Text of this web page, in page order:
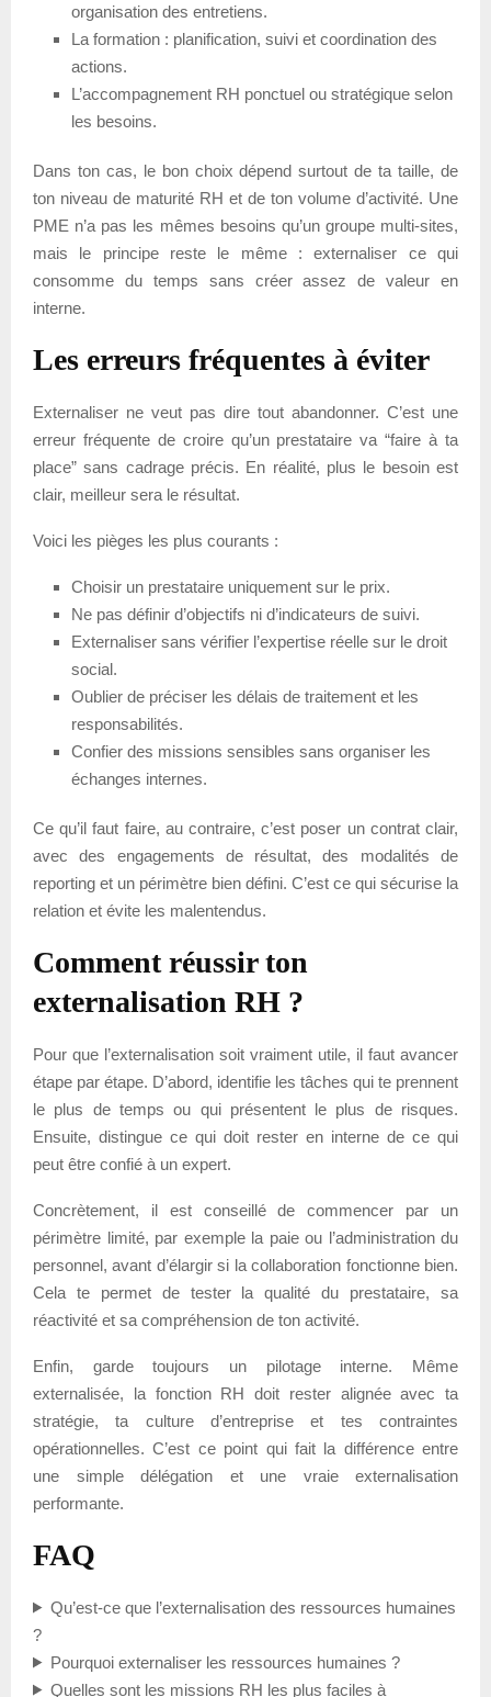
organisation des entretiens.
La formation : planification, suivi et coordination des
actions.
L’accompagnement RH ponctuel ou stratégique selon
les besoins.
Dans ton cas, le bon choix dépend surtout de ta taille, de
ton niveau de maturité RH et de ton volume d’activité. Une
PME n’a pas les mêmes besoins qu’un groupe multi-sites,
mais le principe reste le même : externaliser ce qui
consomme du temps sans créer assez de valeur en
interne.
Les erreurs fréquentes à éviter
Externaliser ne veut pas dire tout abandonner. C’est une
erreur fréquente de croire qu’un prestataire va “faire à ta
place” sans cadrage précis. En réalité, plus le besoin est
clair, meilleur sera le résultat.
Voici les pièges les plus courants :
Choisir un prestataire uniquement sur le prix.
Ne pas définir d’objectifs ni d’indicateurs de suivi.
Externaliser sans vérifier l’expertise réelle sur le droit
social.
Oublier de préciser les délais de traitement et les
responsabilités.
Confier des missions sensibles sans organiser les
échanges internes.
Ce qu’il faut faire, au contraire, c’est poser un contrat clair,
avec des engagements de résultat, des modalités de
reporting et un périmètre bien défini. C’est ce qui sécurise la
relation et évite les malentendus.
Comment réussir ton
externalisation RH ?
Pour que l’externalisation soit vraiment utile, il faut avancer
étape par étape. D’abord, identifie les tâches qui te prennent
le plus de temps ou qui présentent le plus de risques.
Ensuite, distingue ce qui doit rester en interne de ce qui
peut être confié à un expert.
Concrètement, il est conseillé de commencer par un
périmètre limité, par exemple la paie ou l’administration du
personnel, avant d’élargir si la collaboration fonctionne bien.
Cela te permet de tester la qualité du prestataire, sa
réactivité et sa compréhension de ton activité.
Enfin, garde toujours un pilotage interne. Même
externalisée, la fonction RH doit rester alignée avec ta
stratégie, ta culture d’entreprise et tes contraintes
opérationnelles. C’est ce point qui fait la différence entre
une simple délégation et une vraie externalisation
performante.
FAQ
Qu’est-ce que l’externalisation des ressources humaines
?
Pourquoi externaliser les ressources humaines ?
Quelles sont les missions RH les plus faciles à